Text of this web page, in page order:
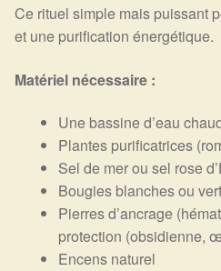
Ce rituel simple mais puissant
et une purification énergétique.
Matériel nécessaire :
Une bassine d’eau
Plantes purificatrices
Sel de mer ou sel rose
Bougies blanches ou
Pierres d’ancrage
protection (obsidienne,
Encens naturel